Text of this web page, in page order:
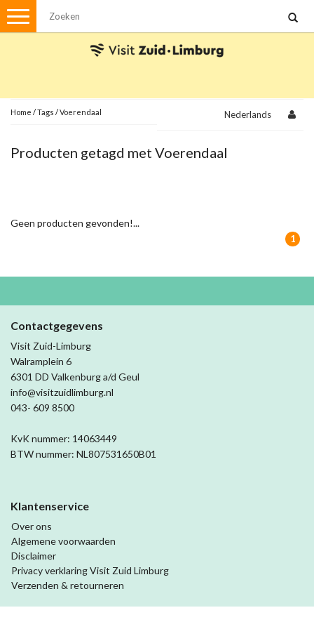
Menu
Met de auto
Visvergunningen
Ansichtkaarten
Home /Tags /Voerendaal Nederlands
Producten getagd met Voerendaal
Geen producten gevonden!...
1
Contactgegevens
Visit Zuid-Limburg
Walramplein 6
6301 DD Valkenburg a/d Geul
info@visitzuidlimburg.nl
043- 609 8500
KvK nummer: 14063449
BTW nummer: NL807531650B01
Klantenservice
Over ons
Algemene voorwaarden
Disclaimer
Privacy verklaring Visit Zuid Limburg
Verzenden & retourneren